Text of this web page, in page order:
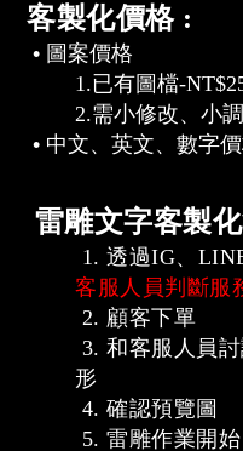
客製化價格 :
• 圖案價格
1.已有圖檔-
2.需小修改、小
• 中文、英文、 數字
雷雕文字客製
1. 透過IG、
客服人員判斷服
2. 顧客下單
3. 和客服人員
形
4. 確認預覽圖
5. 雷雕作業開始